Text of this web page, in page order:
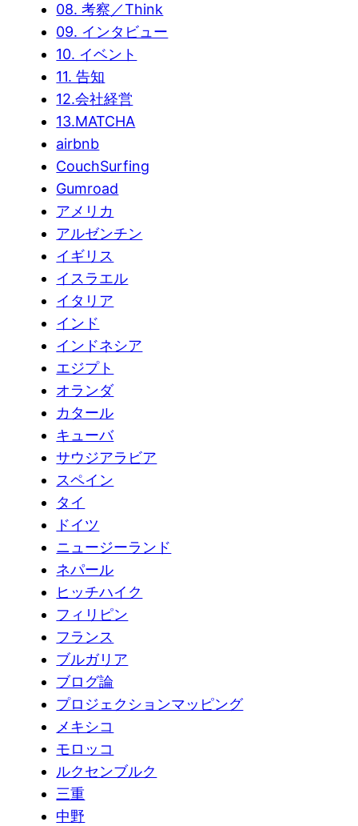
08. 考察／Think
09. インタビュー
10. イベント
11. 告知
12.会社経営
13.MATCHA
airbnb
CouchSurfing
Gumroad
アメリカ
アルゼンチン
イギリス
イスラエル
イタリア
インド
インドネシア
エジプト
オランダ
カタール
キューバ
サウジアラビア
スペイン
タイ
ドイツ
ニュージーランド
ネパール
ヒッチハイク
フィリピン
フランス
ブルガリア
ブログ論
プロジェクションマッピング
メキシコ
モロッコ
ルクセンブルク
三重
中野